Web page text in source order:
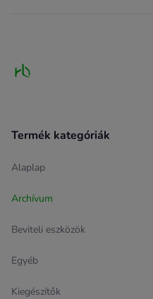
Termék kategóriák
Alaplap
Archívum
Beviteli eszközök
Egyéb
Kiegészítők